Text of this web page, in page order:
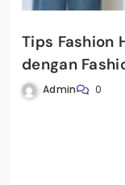
Tips Fashion
dengan
Admin 0